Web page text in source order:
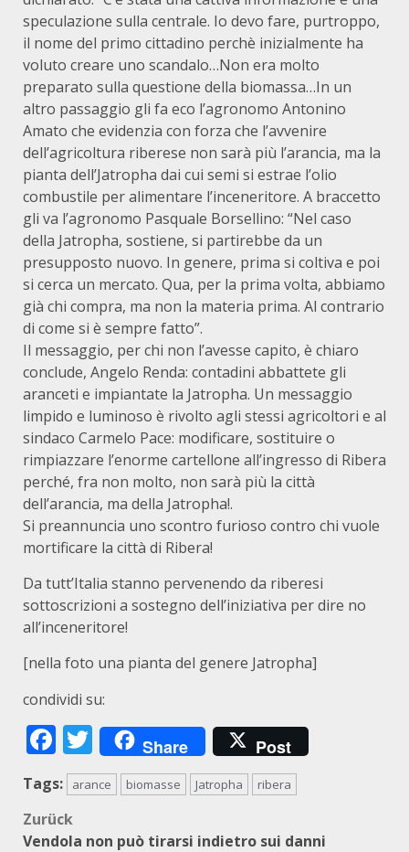
speculazione sulla centrale. Io devo fare, purtroppo,
il nome del primo cittadino perchè inizialmente ha
voluto creare uno scandalo…Non era molto
preparato sulla questione della biomassa…In un
altro passaggio gli fa eco l’agronomo Antonino
Amato che evidenzia con forza che l’avvenire
dell’agricoltura riberese non sarà più l’arancia, ma la
pianta dell’Jatropha dai cui semi si estrae l’olio
combustile per alimentare l’inceneritore. A braccetto
gli va l’agronomo Pasquale Borsellino: “Nel caso
della Jatropha, sostiene, si partirebbe da un
presupposto nuovo. In genere, prima si coltiva e poi
si cerca un mercato. Qua, per la prima volta, abbiamo
già chi compra, ma non la materia prima. Al contrario
di come si è sempre fatto”.
Il messaggio, per chi non l’avesse capito, è chiaro
conclude, Angelo Renda: contadini abbattete gli
aranceti e impiantate la Jatropha. Un messaggio
limpido e luminoso è rivolto agli stessi agricoltori e al
sindaco Carmelo Pace: modificare, sostituire o
rimpiazzare l’enorme cartellone all’ingresso di Ribera
perché, fra non molto, non sarà più la città
dell’arancia, ma della Jatropha!.
Si preannuncia uno scontro furioso contro chi vuole
mortificare la città di Ribera!
Da tutt’Italia stanno pervenendo da riberesi
sottoscrizioni a sostegno dell’iniziativa per dire no
all’inceneritore!
[nella foto una pianta del genere Jatropha]
condividi su:
Facebook
Twitter
Share Post
Tags: arance biomasse Jatropha ribera
Beitragsnavigation
Zurück
Vendola non può tirarsi indietro sui danni